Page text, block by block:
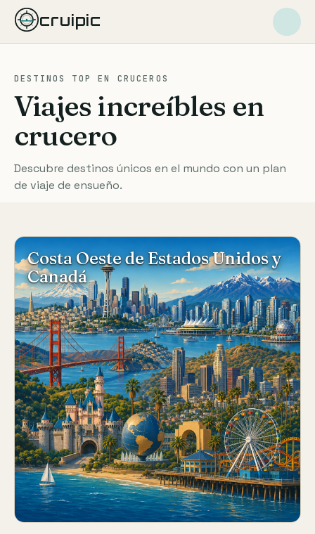
cruipic
DESTINOS TOP EN CRUCEROS
Viajes increíbles en
crucero
Descubre destinos únicos en el mundo con un plan
de viaje de ensueño.
Costa Oeste de Estados Unidos y
Canadá